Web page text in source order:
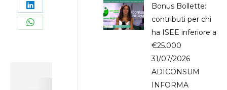
Facebook
on
X
Share
on
Share
Leonardo
Bonus Bollette:
contributi per chi
ha ISEE inferiore a
€25.000
31/07/2026
ADICONSUM
INFORMA